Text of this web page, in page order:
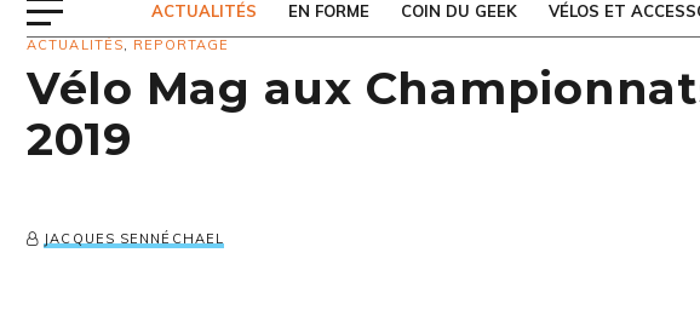
ACTUALITÉS EN FORME COIN DU GEEK VÉLOS ET
ACTUALITÉS, REPORTAGE
Vélo Mag aux
2019
JACQUES SENNÉCHAEL